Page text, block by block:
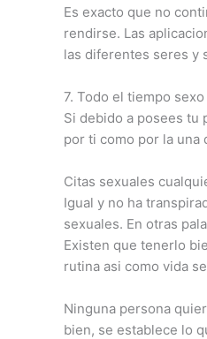
Es exacto que no
rendirse. Las
las diferentes seres y
7. Todo el tiempo
Si debido a posees tu
por ti como por la una
Citas sexuales
Igual y no ha
sexuales. En otras
Existen que tenerlo
rutina asi­ como vida
Ninguna persona
bien, se establece lo